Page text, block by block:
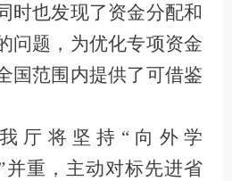
时也发现了资金分配和
问题，为优化专项资金
国范围内提供了可借鉴
厅将坚持“向外学
并重，主动对标先进省